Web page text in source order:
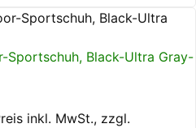
Sportschuh, Black-Ultra Gray-
inkl. MwSt., zzgl.